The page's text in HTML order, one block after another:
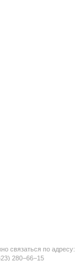
связаться по адресу:
280−66−15